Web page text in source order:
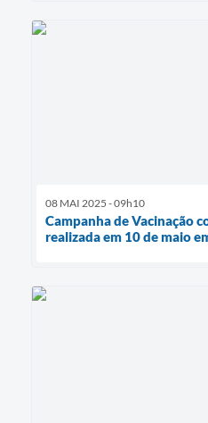
08 MAI 2025 - 09h10
Campanha de Vacinação
realizada em 10 de maio